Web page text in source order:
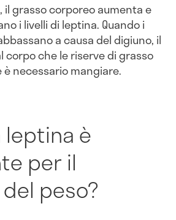
il grasso corporeo aumenta e
i livelli di leptina. Quando i
a causa del digiuno, il
corpo che le riserve di grasso
necessario mangiare.
leptina è
per il
peso?